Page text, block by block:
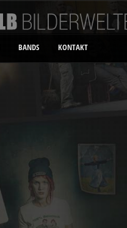
BANDS KONTAKT